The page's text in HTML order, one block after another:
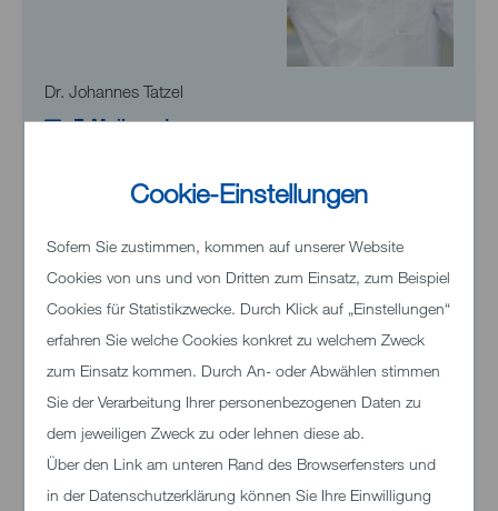
Cookie-Einstellungen
Sofern Sie zustimmen, kommen auf unserer Website
Cookies von uns und von Dritten zum Einsatz, zum Beispiel
Cookies für Statistikzwecke. Durch Klick auf „Einstellungen“
erfahren Sie welche Cookies konkret zu welchem Zweck
zum Einsatz kommen. Durch An- oder Abwählen stimmen
Sie der Verarbeitung Ihrer personenbezogenen Daten zu
dem jeweiligen Zweck zu oder lehnen diese ab.
Über den Link am unteren Rand des Browserfensters und
in der Datenschutzerklärung können Sie Ihre Einwilligung
Dr. Johannes Tatzel
E-Mail senden
Sekretariat